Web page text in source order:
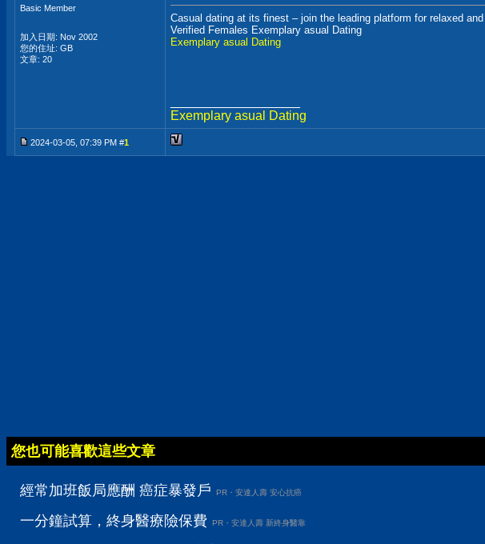
Basic Member
加入日期: Nov 2002
您的住址: GB
文章: 20
Casual dating at its finest – join the leading platform for relaxed
Verified Females Exemplary asual Dating
Exemplary asual Dating
Exemplary asual Dating
2024-03-05, 07:39 PM #1
您也可能喜歡這些文章
經常加班飯局應酬 癌症暴發戶 PR・安達人壽 安心抗癌
一分鐘試算，終身醫療險保費 PR・安達人壽 新終身醫靠